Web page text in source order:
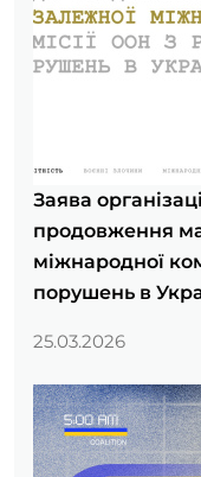
Заява
продовження
міжнародної
порушень в
25.03.2026